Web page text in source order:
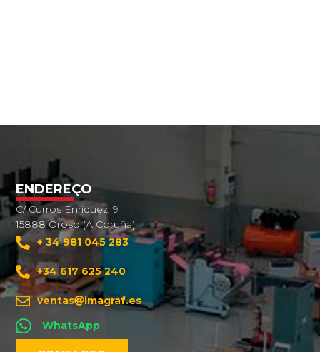
ENDEREÇO
C/ Curros Enríquez, 9
15888 Oroso (A Coruña)
+ 34 981 045 283
+34 617 625 240
ventas
imagraf.es
WhatsApp